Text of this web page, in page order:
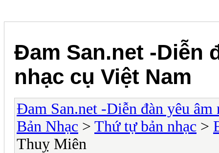
Đam San.net -Diễn
nhạc cụ Việt Nam
Đam San.net -Diễn đàn yêu âm
Bản Nhạc > Thứ tự bản nhạc >
Thuỵ Miên